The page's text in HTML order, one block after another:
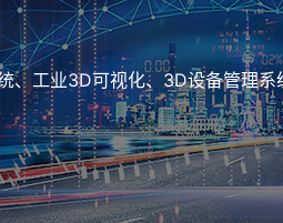
、工业3D可视化、3D设备管理